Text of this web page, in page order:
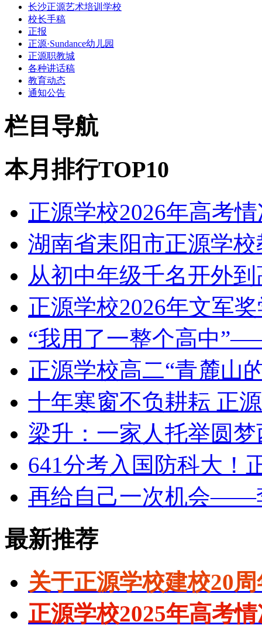
长沙正源艺术培训学校
校长手稿
正报
正源·Sundance幼儿园
正源职教城
各种讲话稿
教育动态
通知公告
栏目导航
本月排行TOP10
正源学校2026年高考
湖南省耒阳市正源学
从初中年级千名开外
正源学校2026年文军
“我用了一整个高中
正源学校高二“青麓山
十年寒窗不负耕耘 正
梁升：一家人托举圆
641分考入国防科大！
再给自己一次机会
最新推荐
关于正源学校建校20
正源学校2025年高考